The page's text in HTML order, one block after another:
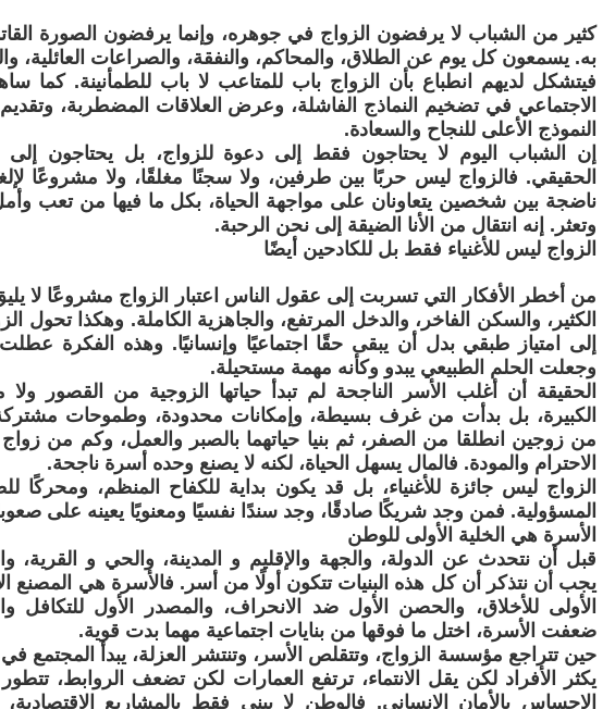
كثير من الشباب لا يرفضون الزواج في جوهره، وإنما يرفضون الصورة
به. يسمعون كل يوم عن الطلاق، والمحاكم، والنفقة، والصراعات العائلية،
فيتشكل لديهم انطباع بأن الزواج باب للمتاعب لا باب للطمأنينة. كما
الاجتماعي في تضخيم النماذج الفاشلة، وعرض العلاقات المضطربة، وتقديم
النموذج الأعلى للنجاح والسعادة.
إن الشباب اليوم لا يحتاجون فقط إلى دعوة للزواج، بل يحتاجون إلى
الحقيقي. فالزواج ليس حربًا بين طرفين، ولا سجنًا مغلقًا، ولا مشروعًا
ناضجة بين شخصين يتعاونان على مواجهة الحياة، بكل ما فيها من تعب
وتعثر. إنه انتقال من الأنا الضيقة إلى نحن الرحبة.
الزواج ليس للأغنياء فقط بل للكادحين أيضًا
من أخطر الأفكار التي تسربت إلى عقول الناس اعتبار الزواج مشروعًا لا
الكثير، والسكن الفاخر، والدخل المرتفع، والجاهزية الكاملة. وهكذا تحول
إلى امتياز طبقي بدل أن يبقى حقًا اجتماعيًا وإنسانيًا. وهذه الفكرة
وجعلت الحلم الطبيعي يبدو وكأنه مهمة مستحيلة.
الحقيقة أن أغلب الأسر الناجحة لم تبدأ حياتها الزوجية من القصور ولا
الكبيرة، بل بدأت من غرف بسيطة، وإمكانات محدودة، وطموحات
من زوجين انطلقا من الصفر، ثم بنيا حياتهما بالصبر والعمل، وكم من زواج
الاحترام والمودة. فالمال يسهل الحياة، لكنه لا يصنع وحده أسرة ناجحة.
الزواج ليس جائزة للأغنياء، بل قد يكون بداية للكفاح المنظم، ومحركًا
المسؤولية. فمن وجد شريكًا صادقًا، وجد سندًا نفسيًا ومعنويًا يعينه على
الأسرة هي الخلية الأولى للوطن
قبل أن نتحدث عن الدولة، والجهة والإقليم و المدينة، والحي و القرية،
يجب أن نتذكر أن كل هذه البنيات تتكون أولًا من أسر. فالأسرة هي المصنع
الأولى للأخلاق، والحصن الأول ضد الانحراف، والمصدر الأول للتكافل
ضعفت الأسرة، اختل ما فوقها من بنايات اجتماعية مهما بدت قوية.
حين تتراجع مؤسسة الزواج، وتتقلص الأسر، وتنتشر العزلة، يبدأ المجتمع
يكثر الأفراد لكن يقل الانتماء، ترتفع العمارات لكن تضعف الروابط،
الإحساس بالأمان الإنساني. فالوطن لا يبنى فقط بالمشاريع